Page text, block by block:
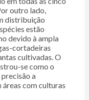
outro lado,
distribuição
estão
devido à ampla
cortadeiras
cultivadas. O
se como o
a
áreas com culturas